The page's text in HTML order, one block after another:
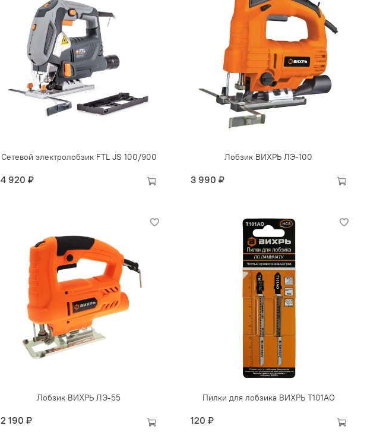
Сетевой электролобзик FTL JS 100/900
4 920 ₽
Лобзик ВИХРЬ ЛЭ-100
3 990 ₽
Лобзик ВИХРЬ ЛЭ-55
2 190 ₽
Пилки для лобзика ВИХРЬ Т101АО
120 ₽